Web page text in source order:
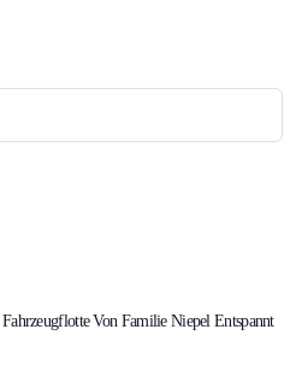
Von Familie Niepel Entspannt